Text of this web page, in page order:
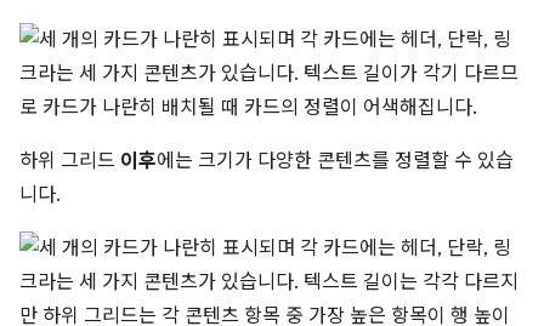
하위 그리드 이후에는 크기가 다양한 콘텐츠를 정렬할 수 있습
니다.